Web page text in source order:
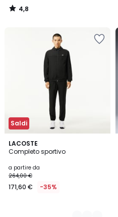
4,8
/
Saldi
LACOSTE
Completo sportivo
a partire da
264,00 €
171,60 € -35%
2
Colori